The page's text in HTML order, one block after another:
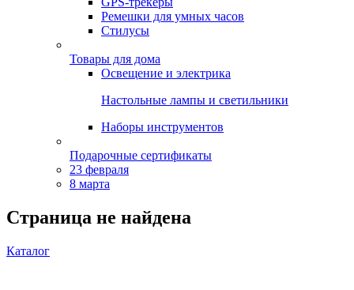
Ремешки для умных часов
Стилусы
Товары для дома
Освещение и электрика
Настольные лампы и светильники
Наборы инструментов
Подарочные сертификаты
23 февраля
8 марта
Страница не найдена
Каталог